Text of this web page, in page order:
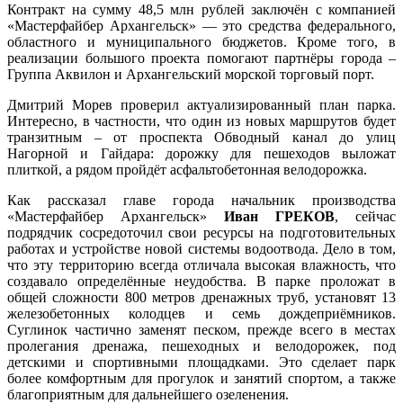
Контракт на сумму 48,5 млн рублей заключён с компанией
«Мастерфайбер Архангельск» — это средства федерального,
областного и муниципального бюджетов. Кроме того, в
реализации большого проекта помогают партнёры города –
Группа Аквилон и Архангельский морской торговый порт.
Дмитрий Морев проверил актуализированный план парка.
Интересно, в частности, что один из новых маршрутов будет
транзитным – от проспекта Обводный канал до улиц
Нагорной и Гайдара: дорожку для пешеходов выложат
плиткой, а рядом пройдёт асфальтобетонная велодорожка.
Как рассказал главе города начальник производства
«Мастерфайбер Архангельск» Иван ГРЕКОВ, сейчас
подрядчик сосредоточил свои ресурсы на подготовительных
работах и устройстве новой системы водоотвода. Дело в том,
что эту территорию всегда отличала высокая влажность, что
создавало определённые неудобства. В парке проложат в
общей сложности 800 метров дренажных труб, установят 13
железобетонных колодцев и семь дождеприёмников.
Суглинок частично заменят песком, прежде всего в местах
пролегания дренажа, пешеходных и велодорожек, под
детскими и спортивными площадками. Это сделает парк
более комфортным для прогулок и занятий спортом, а также
благоприятным для дальнейшего озеленения.